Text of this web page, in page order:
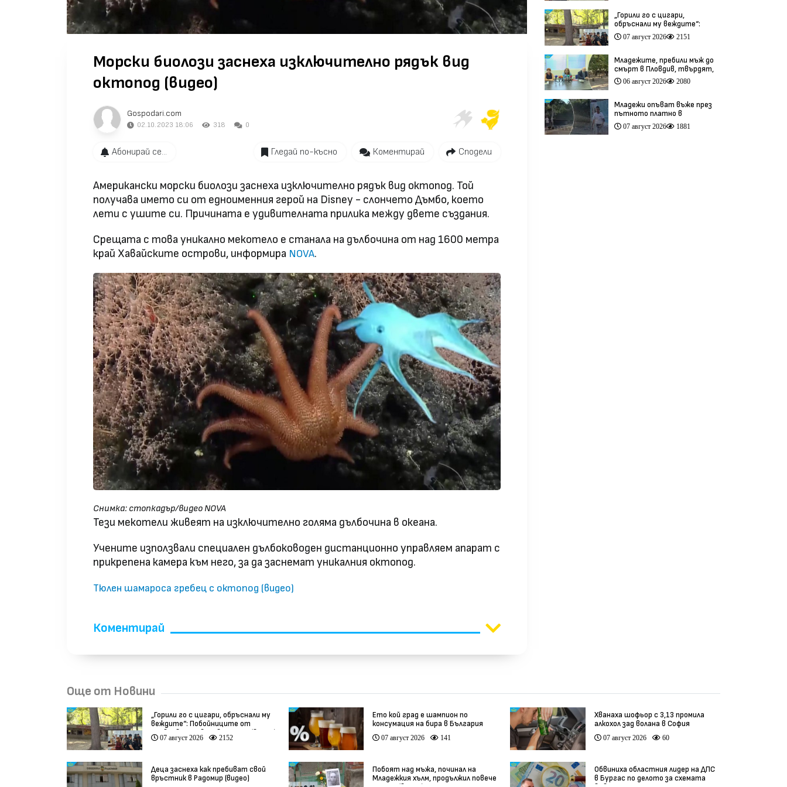
Морски биолози заснеха изключително рядък вид
октопод (видео)
Gospodari.com
02.10.2023 18:06 318 0
Абонирай се... Гледай по-късно Коментирай Сподели
Американски морски биолози заснеха изключително рядък вид октопод. Той
получава името си от едноименния герой на Disney - слончето Дъмбо, което
лети с ушите си. Причината е удивителната прилика между двете създания.
Срещата с това уникално мекотело е станала на дълбочина от над 1600 метра
край Хавайските острови, информира NOVA.
Снимка: стопкадър/видео NOVA
Тези мекотели живеят на изключително голяма дълбочина в океана.
Учените използвали специален дълбоководен дистанционно управляем апарат с
прикрепена камера към него, за да заснемат уникалния октопод.
Тюлен шамароса гребец с октопод (видео)
Коментирай
„Горили го с цигари,
обръснали му веждите“:
Побойниците от Пловдив
остават в ареста (видео)
07 август 2026 2151
Младежите, пребили мъж до
смърт в Пловдив, твърдят,
че са „ловци на педофили”
(видео)
06 август 2026 2080
Младежи опъват въже през
пътното платно в
столичния квартал „Обеля“
(видео)
07 август 2026 1881
Още от Новини
„Горили го с цигари, обръснали му
веждите“: Побойниците от
Пловдив остават в ареста (видео)
07 август 2026 2152
Ето кой град е шампион по
консумация на бира в България
07 август 2026 141
Хванаха шофьор с 3,13 промила
алкохол зад волана в София
07 август 2026 60
Деца заснеха как пребиват свой
връстник в Радомир (видео)
Побоят над мъжа, починал на
Младежкия хълм, продължил повече
Обвиниха областния лидер на ДПС
в Бургас по делото за схемата